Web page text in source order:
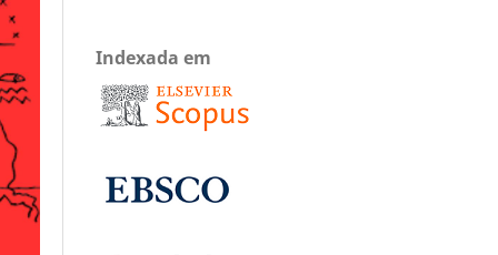
Indexada em